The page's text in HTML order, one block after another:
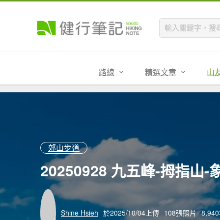
路線 精選文章 山
郊山步道
20250928 九五峰-拇指山-
Shine Hsieh 於2025/10/04上傳 108張照片